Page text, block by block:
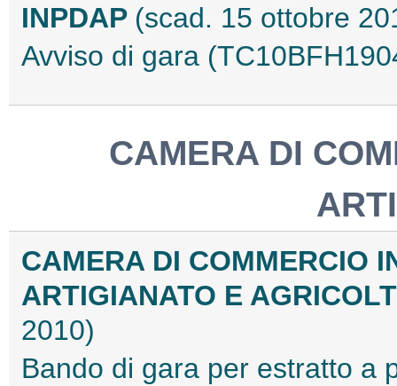
INPDAP (scad. 15 ottobre
Avviso di gara
CAMERA DI
CAMERA DI COMMERCIO
ARTIGIANATO E
2010)
Bando di gara per estratto a